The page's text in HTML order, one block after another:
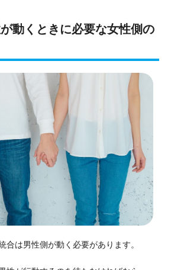
動くときに必要な女性側の
合は男性側が動く必要があります。